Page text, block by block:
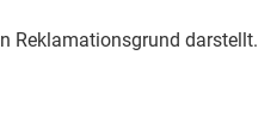
Reklamationsgrund darstellt.